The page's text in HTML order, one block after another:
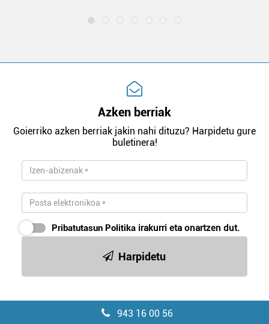
Azken berriak
Goierriko azken berriak jakin nahi dituzu? Harpidetu gure
buletinera!
Pribatutasun Politika irakurri eta onartzen dut.
Harpidetu
943 16 00 56